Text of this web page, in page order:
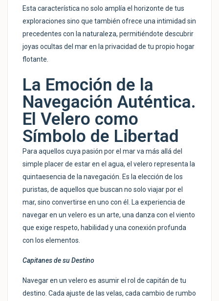
Esta característica no solo amplía el horizonte de tus
exploraciones sino que también ofrece una intimidad sin
precedentes con la naturaleza, permitiéndote descubrir
joyas ocultas del mar en la privacidad de tu propio hogar
flotante.
La Emoción de la
Navegación Auténtica.
El Velero como
Símbolo de Libertad
Para aquellos cuya pasión por el mar va más allá del
simple placer de estar en el agua, el velero representa la
quintaesencia de la navegación. Es la elección de los
puristas, de aquellos que buscan no solo viajar por el
mar, sino convertirse en uno con él. La experiencia de
navegar en un velero es un arte, una danza con el viento
que exige respeto, habilidad y una conexión profunda
con los elementos.
Capitanes de su Destino
Navegar en un velero es asumir el rol de capitán de tu
destino. Cada ajuste de las velas, cada cambio de rumbo